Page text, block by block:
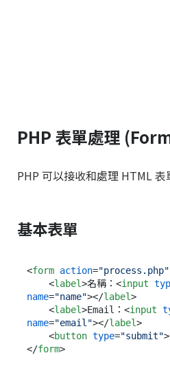
PHP 表單處理
PHP 可以接收和處理 HTML 表
基本表單
<form action="process.php"
<label>名稱： <input
name="name"></label>
<label>Email： <input
name="email"></label>
<button type="submit">
</form>